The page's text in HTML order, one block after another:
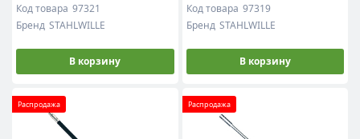
Код товара 97321
Бренд STAHLWILLE
В корзину
Код товара 97319
Бренд STAHLWILLE
В корзину
Распродажа Распродажа